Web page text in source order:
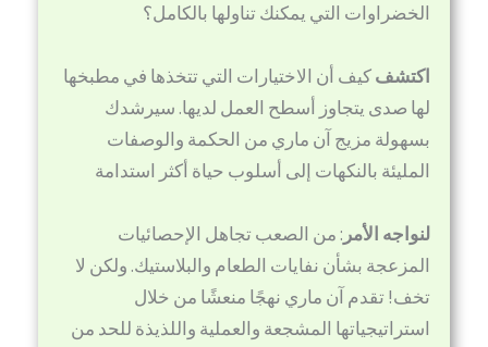
الخضراوات التي يمكنك تناولها بالكامل؟
اكتشفكيف أن الاختيارات التي تتخذها في مطبخها
لها صدى يتجاوز أسطح العمل لديها. سيرشدك
بسهولة مزيج آن ماري من الحكمة والوصفات
المليئة بالنكهات إلى أسلوب حياة أكثر استدامة
لنواجه الأمر : من الصعب تجاهل الإحصائيات
المزعجة بشأن نفايات الطعام والبلاستيك. ولكن لا
تخف! تقدم آن ماري نهجًا منعشًا من خلال
استراتيجياتها المشجعة والعملية واللذيذة للحد من